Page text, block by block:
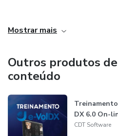
para a construção do futuro da
nossos clientes e parceiros.
CDT Software is a pioneering
technological solutions. We
in meeting the main demands
Mostrar mais
Outros produtos
conteúdo
DX 6.0 On-
CDT Software